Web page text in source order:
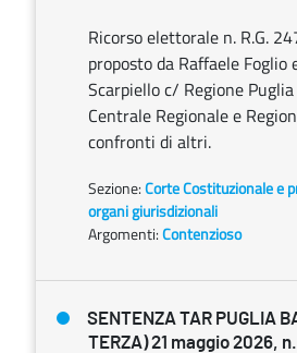
Ricorso elettorale n. R.G.
proposto da Raffaele Foglio
Scarpiello c/ Regione
Centrale Regionale e
confronti di altri.
Sezione:Corte Costituzionale e
organi giurisdizionali
Argomenti:Contenzioso
SENTENZA TAR PUGLIA
TERZA) 21 maggio 2026,